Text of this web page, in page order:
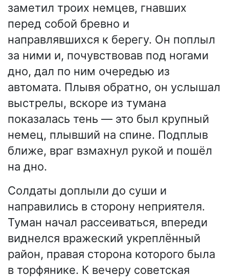
заметил троих немцев, гнавших
перед собой бревно и
направлявшихся к берегу. Он поплыл
за ними и, почувствовав под ногами
дно, дал по ним очередью из
автомата. Плывя обратно, он услышал
выстрелы, вскоре из тумана
показалась тень — это был крупный
немец, плывший на спине. Подплыв
ближе, враг взмахнул рукой и пошёл
на дно.
Солдаты доплыли до суши и
направились в сторону неприятеля.
Туман начал рассеиваться, впереди
виднелся вражеский укреплённый
район, правая сторона которого была
в торфянике. К вечеру советская